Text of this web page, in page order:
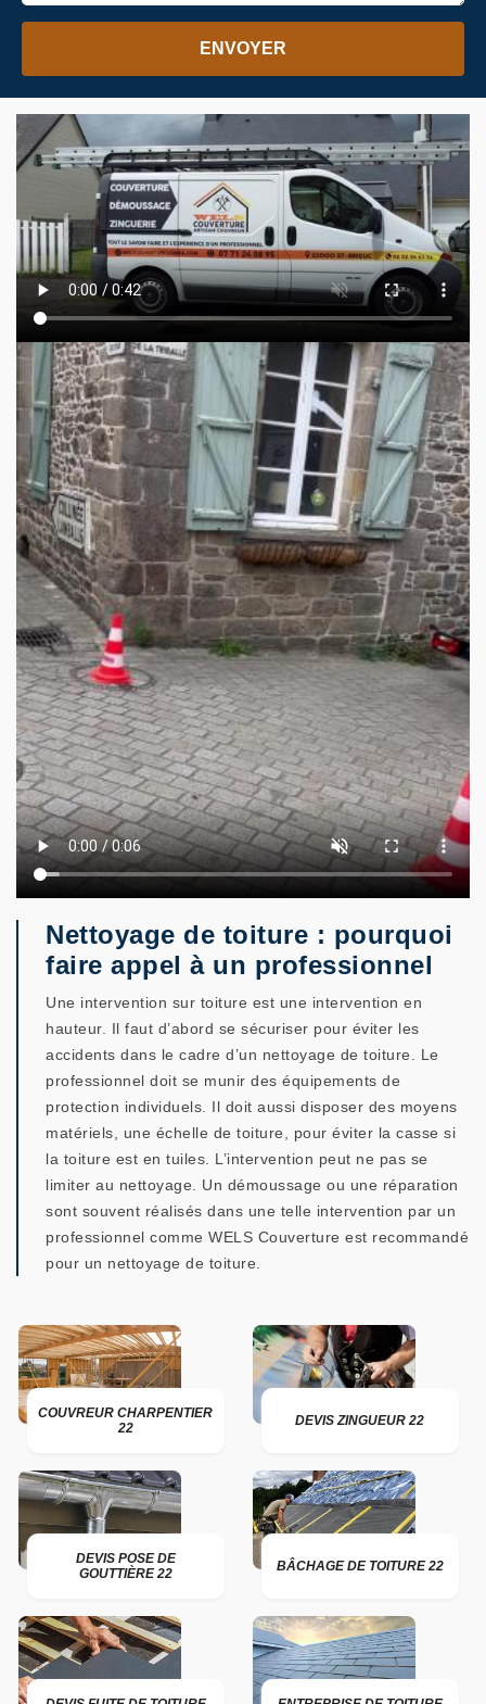
Nettoyage de toiture : pourquoi
faire appel à un professionnel
Une intervention sur toiture est une intervention en
hauteur. Il faut d’abord se sécuriser pour éviter les
accidents dans le cadre d’un nettoyage de toiture. Le
professionnel doit se munir des équipements de
protection individuels. Il doit aussi disposer des moyens
matériels, une échelle de toiture, pour éviter la casse si
la toiture est en tuiles. L’intervention peut ne pas se
limiter au nettoyage. Un démoussage ou une réparation
sont souvent réalisés dans une telle intervention par un
professionnel comme WELS Couverture est recommandé
pour un nettoyage de toiture.
COUVREUR CHARPENTIER
22
DEVIS ZINGUEUR 22
DEVIS POSE DE
GOUTTIÈRE 22
BÂCHAGE DE TOITURE 22